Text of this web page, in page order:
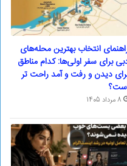
انتخاب بهترین محله‌های
برای سفر اولی‌ها: کدام مناطق
دیدن و رفت و آمد راحت تر
8 مرداد 1405